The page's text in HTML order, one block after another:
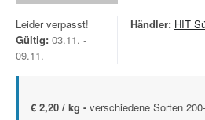
Leider verpasst!
Gültig: 03.11. -
09.11.
Händler: HIT
€ 2,20 / kg - verschiedene Sorten